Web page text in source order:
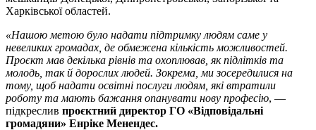
Харківської областей.
«Нашою метою було надати підтримку людям саме у
невеликих громадах, де обмежена кількість можливостей.
Проєкт мав декілька рівнів та охоплював, як підлітків та
молодь, так й дорослих людей. Зокрема, ми зосередилися на
тому, щоб надати освітні послуги людям, які втратили
роботу та мають бажання опанувати нову професію, —
підкреслив проєктний директор ГО «Відповідальні
громадяни» Енріке Менендес.